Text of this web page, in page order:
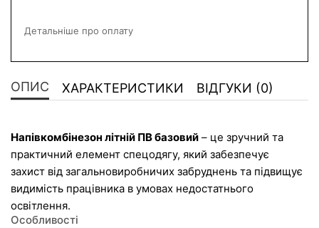
Детальніше про оплату
ОПИС ХАРАКТЕРИСТИКИ ВІДГУКИ (0)
Напівкомбінезон літній ПВ базовий – це зручний та
практичний елемент спецодягу, який забезпечує
захист від загальновиробничих забруднень та підвищує
видимість працівника в умовах недостатнього
освітлення.
Особливості